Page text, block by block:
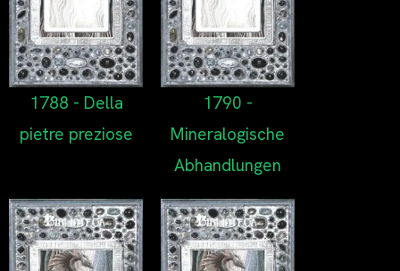
1788 - Della
pietre preziose
1790 -
Mineralogische
Abhandlungen